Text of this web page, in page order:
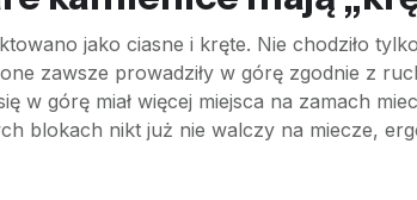
jako ciasne i kręte. Nie chodziło
zawsze prowadziły w górę zgodnie z
górę miał więcej miejsca na zamach
blokach nikt już nie walczy na miecze,